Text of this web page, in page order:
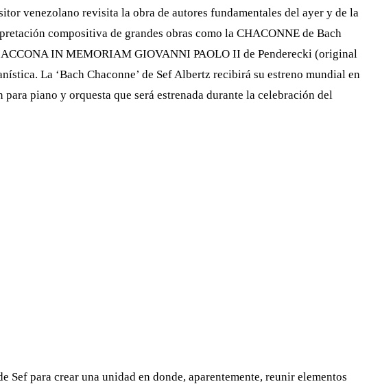
venezolano revisita la obra de autores fundamentales del ayer y de la
compositiva de grandes obras como la CHACONNE de Bach
IN MEMORIAM GIOVANNI PAOLO II de Penderecki (original
La ‘Bach Chaconne’ de Sef Albertz recibirá su estreno mundial en
piano y orquesta que será estrenada durante la celebración del
Sef para crear una unidad en donde, aparentemente, reunir elementos